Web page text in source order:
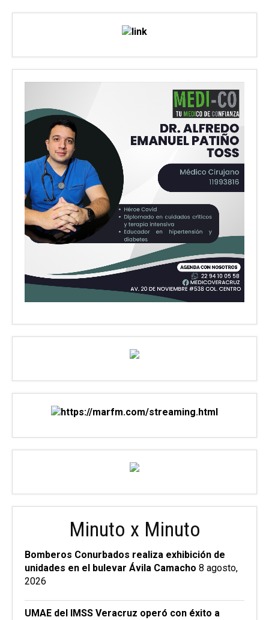
Minuto x Minuto
Bomberos Conurbados realiza exhibición de
unidades en el bulevar Ávila Camacho 8 agosto,
2026
UMAE del IMSS Veracruz operó con éxito a